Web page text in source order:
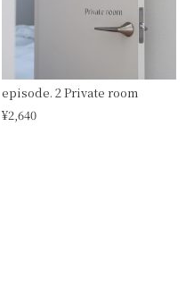
episode. 2 Private room
¥2,640